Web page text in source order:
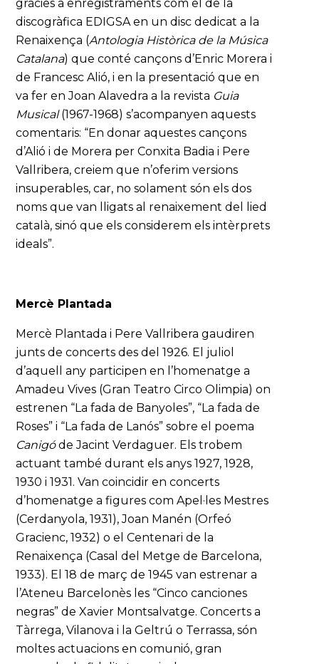
gràcies a enregistraments com el de la
discogràfica EDIGSA en un disc dedicat a la
Renaixença (Antologia Històrica de la Música
Catalana) que conté cançons d’Enric Morera i
de Francesc Alió, i en la presentació que en
va fer en Joan Alavedra a la revista Guia
Musical(1967-1968) s’acompanyen aquests
comentaris: “En donar aquestes cançons
d’Alió i de Morera per Conxita Badia i Pere
Vallribera, creiem que n’oferim versions
insuperables, car, no solament són els dos
noms que van lligats al renaixement del lied
català, sinó que els considerem els intèrprets
ideals”.
Mercè Plantada
Mercè Plantada i Pere Vallribera gaudiren
junts de concerts des del 1926. El juliol
d’aquell any participen en l’homenatge a
Amadeu Vives (Gran Teatro Circo Olimpia) on
estrenen “La fada de Banyoles”, “La fada de
Roses” i “La fada de Lanós” sobre el poema
Canigóde Jacint Verdaguer. Els trobem
actuant també durant els anys 1927, 1928,
1930 i 1931. Van coincidir en concerts
d’homenatge a figures com Apel·les Mestres
(Cerdanyola, 1931), Joan Manén (Orfeó
Gracienc, 1932) o el Centenari de la
Renaixença (Casal del Metge de Barcelona,
1933). El 18 de març de 1945 van estrenar a
l’Ateneu Barcelonès les “Cinco canciones
negras” de Xavier Montsalvatge. Concerts a
Tàrrega, Vilanova i la Geltrú o Terrassa, són
moltes actuacions en comunió, gran